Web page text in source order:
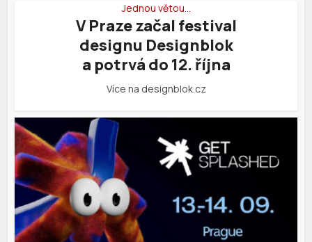
Jednou větou…
V Praze začal festival
designu Designblok
a potrvá do 12. října
Více na designblok.cz